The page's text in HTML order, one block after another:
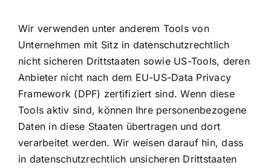
Wir verwenden unter anderem Tools von
Unternehmen mit Sitz in datenschutzrechtlich
nicht sicheren Drittstaaten sowie US-Tools, deren
Anbieter nicht nach dem EU-US-Data Privacy
Framework (DPF) zertifiziert sind. Wenn diese
Tools aktiv sind, können Ihre personenbezogene
Daten in diese Staaten übertragen und dort
verarbeitet werden. Wir weisen darauf hin, dass
in datenschutzrechtlich unsicheren Drittstaaten